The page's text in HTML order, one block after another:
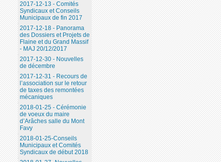
2017-12-13 - Comités
Syndicaux et Conseils
Municipaux de fin 2017
2017-12-18 - Panorama
des Dossiers et Projets de
Flaine et du Grand Massif
- MAJ 20/12/2017
2017-12-30 - Nouvelles
de décembre
2017-12-31 - Recours de
l’association sur le retour
de taxes des remontées
mécaniques
2018-01-25 - Cérémonie
de voeux du maire
d’Arâches salle du Mont
Favy
2018-01-25-Conseils
Municipaux et Comités
Syndicaux de début 2018